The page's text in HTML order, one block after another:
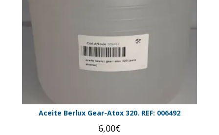
Aceite Berlux Gear-Atox 320. REF: 006492
6,00€